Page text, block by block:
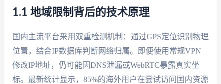
1.1 地域限制背后的技术原理
国内主流平台采用双重检测机制：通过GPS定位识别物理
位置，结合IP数据库判断网络归属。即便使用常规VPN
修改IP地址，仍可能因DNS泄漏或WebRTC暴露真实坐
标。最新统计显示，85%的海外用户在尝试访问国内资源